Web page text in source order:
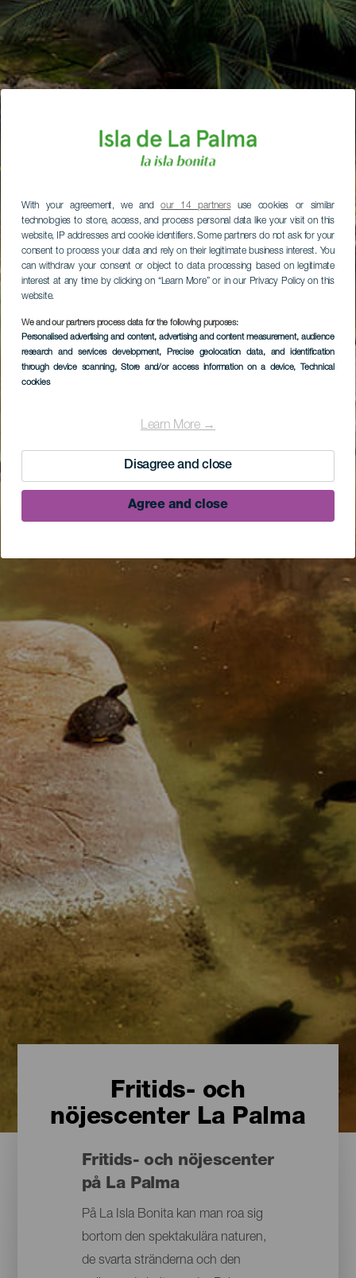
With your agreement, we andour 14 partnersuse cookies or similar
technologies to store, access, and process personal data like your visit on this
website, IP addresses and cookie identifiers. Some partners do not ask for your
consent to process your data and rely on their legitimate business interest. You
can withdraw your consent or object to data processing based on legitimate
interest at any time by clicking on “Learn More” or in our Privacy Policy on this
website.
We and our partners process data for the following purposes:
Personalised advertising and content, advertising and content measurement, audience
research and services development, Precise geolocation data, and identification
through device scanning, Store and/or access information on a device, Technical
cookies
Learn More →
Disagree and close
Agree and close
Fritids- och
nöjescenter La Palma
Fritids- och nöjescenter
på La Palma
På La Isla Bonita kan man roa sig
bortom den spektakulära naturen,
de svarta stränderna och den